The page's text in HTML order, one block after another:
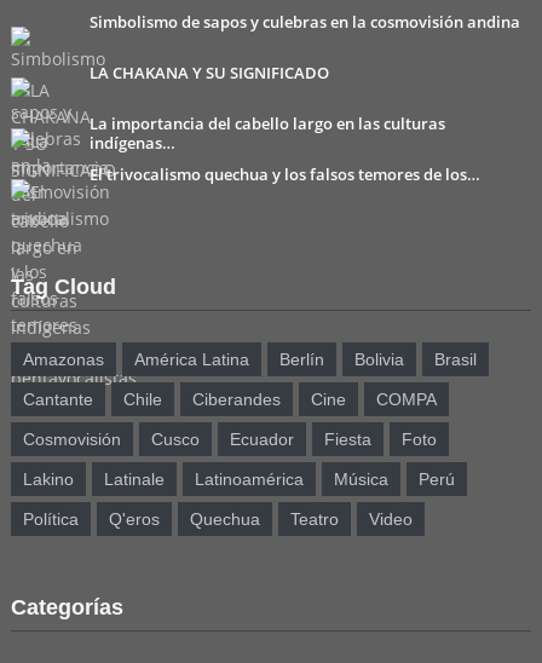
Simbolismo de sapos y culebras en la cosmovisión andina
LA CHAKANA Y SU SIGNIFICADO
La importancia del cabello largo en las culturas
indígenas…
El trivocalismo quechua y los falsos temores de los…
Tag Cloud
Amazonas América Latina Berlín Bolivia Brasil
Cantante Chile Ciberandes Cine COMPA
Cosmovisión Cusco Ecuador Fiesta Foto
Lakino Latinale Latinoamérica Música Perú
Política Q'eros Quechua Teatro Video
Categorías